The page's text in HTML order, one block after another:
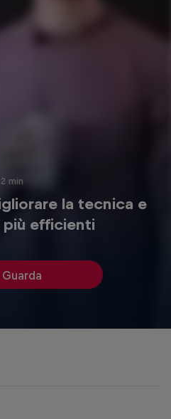
2 min
la tecnica e
più efficienti
Guarda